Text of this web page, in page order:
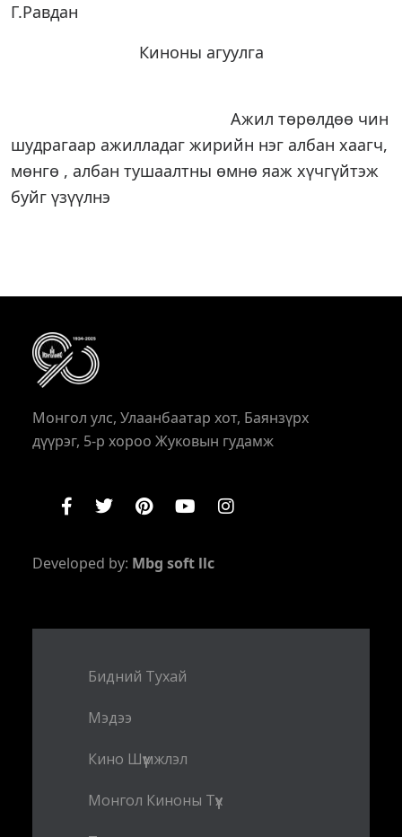
Г.Равдан
Киноны агуулга
Ажил төрөлдөө чин
шудрагаар ажилладаг жирийн нэг албан хаагч,
мөнгө , албан тушаалтны өмнө яаж хүчгүйтэж
буйг үзүүлнэ
Монгол улс, Улаанбаатар хот, Баянзүрх
дүүрэг, 5-р хороо Жуковын гудамж
Developed by: Mbg soft llc
Бидний Тухай
Мэдээ
Кино Шүүмжлэл
Монгол Киноны Түүх